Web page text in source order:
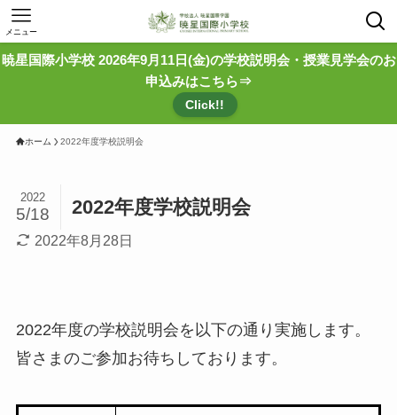
メニュー
暁星国際小学校 2026年9月11日(金)の学校説明会・授業見学会のお
申込みはこちら⇒
Click!!
ホーム 2022年度学校説明会
2022年度学校説明会
2022
5/18
2022年8月28日
2022年度の学校説明会を以下の通り実施します。
皆さまのご参加お待ちしております。